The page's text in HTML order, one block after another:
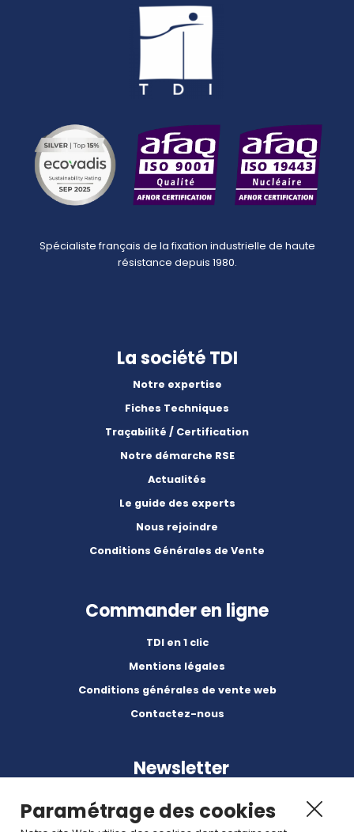
Spécialiste français de la fixation industrielle de haute
résistance depuis 1980.
La société TDI
Notre expertise
Fiches Techniques
Traçabilité / Certification
Notre démarche RSE
Actualités
Le guide des experts
Nous rejoindre
Conditions Générales de Vente
Commander en ligne
TDI en 1 clic
Mentions légales
Conditions générales de vente web
Contactez-nous
Newsletter
Paramétrage des cookies